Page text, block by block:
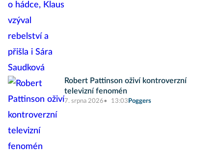
Robert Pattinson oživí kontroverzní
televizní fenomén
7. srpna 2026 13:03 Poggers